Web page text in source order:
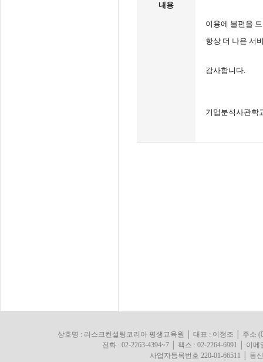
내용
이용에 불편을
항상 더 나은 서
감사합니다.
기업분석사관학
상호명 : 리스크컨설팅코리아 평생교육원 │ 대표 : 이정조 │ 주소
전화 : 02-2263-4394~7 │ 팩스 : 02-2264-6991 │ 이메
사업자등록번호 220-01-66511 │ 통